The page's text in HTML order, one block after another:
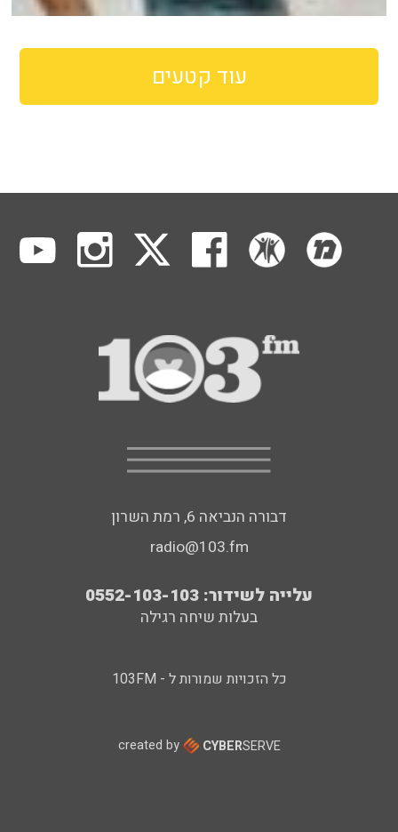
עוד קטעים
דבורה הנביאה 6, רמת השרון
radio@103.fm
עלייה לשידור: 0552-103-103
בעלות שיחה רגילה
כל הזכויות שמורות ל - 103FM
created by CYBERSERVE